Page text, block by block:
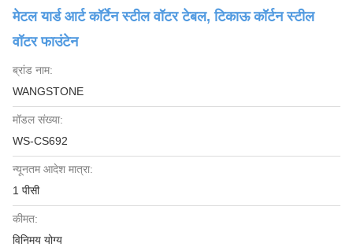
मेटल यार्ड आर्ट कॉर्टेन स्टील वॉटर टेबल, टिकाऊ कॉर्टन स्टील
वॉटर फाउंटेन
ब्रांड नाम:
WANGSTONE
मॉडल संख्या:
WS-CS692
न्यूनतम आदेश मात्रा:
1 पीसी
कीमत:
विनिमय योग्य